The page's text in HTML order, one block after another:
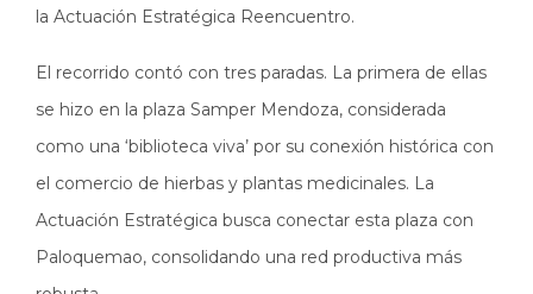
la Actuación Estratégica Reencuentro.
El recorrido contó con tres paradas. La primera de ellas
se hizo en la plaza Samper Mendoza, considerada
como una ‘biblioteca viva’ por su conexión histórica con
el comercio de hierbas y plantas medicinales. La
Actuación Estratégica busca conectar esta plaza con
Paloquemao, consolidando una red productiva más